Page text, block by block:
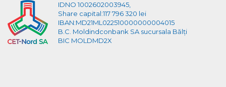
IDNO 1002602003945,
Share capital:117 796 320 lei
IBAN:MD21ML022510000000004015
B.C. Moldindconbank SA sucursala Bălți
BIC MOLDMD2X